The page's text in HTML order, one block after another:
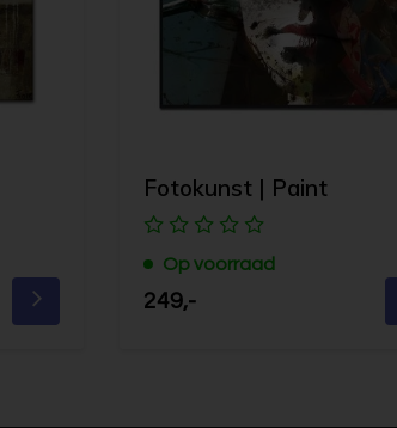
Fotokunst | Paint
Op voorraad
249,-